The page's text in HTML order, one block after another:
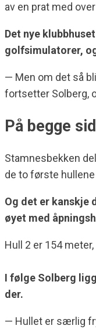
av en prat med
Det nye
golfsimulatorer,
— Men om det så
fortsetter Solberg,
På begge
Stamnesbekken
de to første
Og det er kanskje
øyet med
Hull 2 er 154
I følge Solberg
der.
— Hullet er særlig